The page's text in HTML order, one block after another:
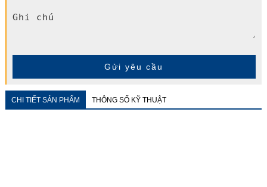
Gửi yêu cầu
CHI TIẾT SẢN PHẨM THÔNG SỐ KỸ THUẬT